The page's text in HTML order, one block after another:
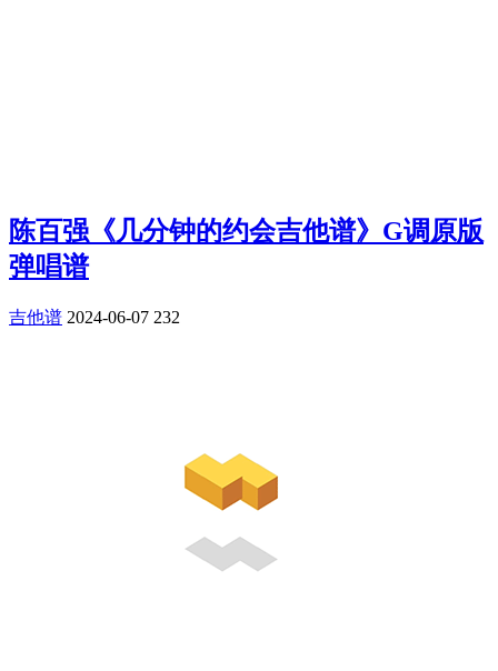
陈百强《几分钟的约会吉他谱》G调原版
弹唱谱
吉他谱 2024-06-07 232